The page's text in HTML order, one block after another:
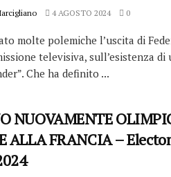
4 AGOSTO 2024 0
molte polemiche l’uscita di
televisiva, sull’esistenza di
Che ha definito ...
NUOVAMENTE
ALLA FRANCIA –